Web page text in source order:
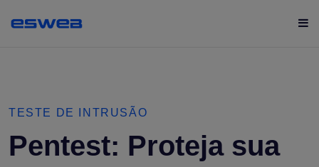
TESTE DE INTRUSÃO
Pentest: Proteja sua